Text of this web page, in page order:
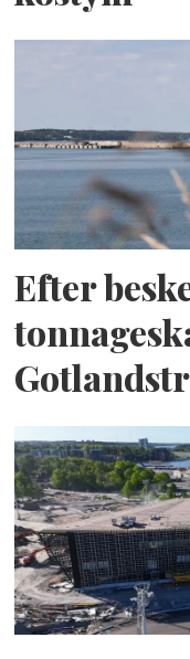
Efter